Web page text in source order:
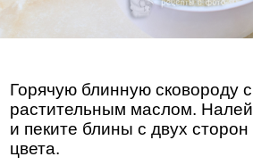
Горячую блинную сковороду
растительным маслом.
и пеките блины с двух сторон
цвета.